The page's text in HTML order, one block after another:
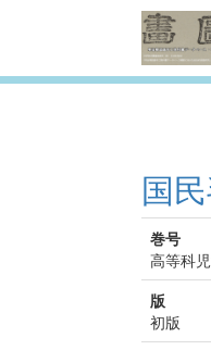
国
巻号
高等科
版
初版